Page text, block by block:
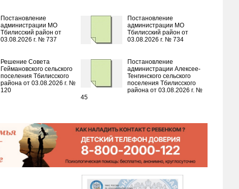
Постановление
администрации МО
Тбилисский район от
03.08.2026 г. № 737
Постановление
администрации МО
Тбилисский район от
03.08.2026 г. № 734
Решение Совета
Геймановского сельского
поселения Тбилисского
района от 03.08.2026 г. №
120
Постановление
администрации Алексее-
Тенгинского сельского
поселения Тбилисского
района от 03.08.2026 г. №
45